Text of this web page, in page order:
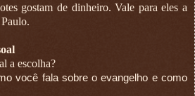
gostam de dinheiro. Vale para eles a
a escolha?
você fala sobre o evangelho e como